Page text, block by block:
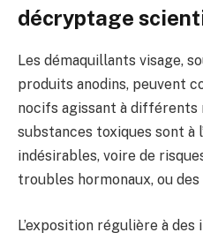
décryptage
Les démaquillants visage,
produits anodins, peuvent
nocifs agissant à différents
substances toxiques sont à
indésirables, voire de
troubles hormonaux, ou
L’exposition régulière à